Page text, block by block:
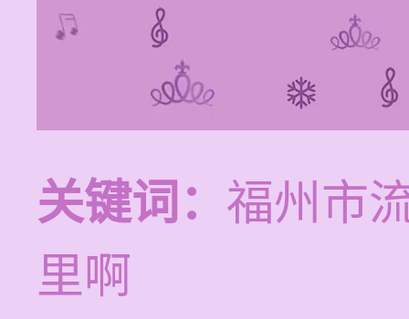
关键词： 福州市
里啊